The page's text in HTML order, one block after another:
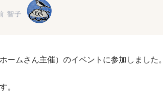
智子
ームさん主催）のイベントに参加しました。
。